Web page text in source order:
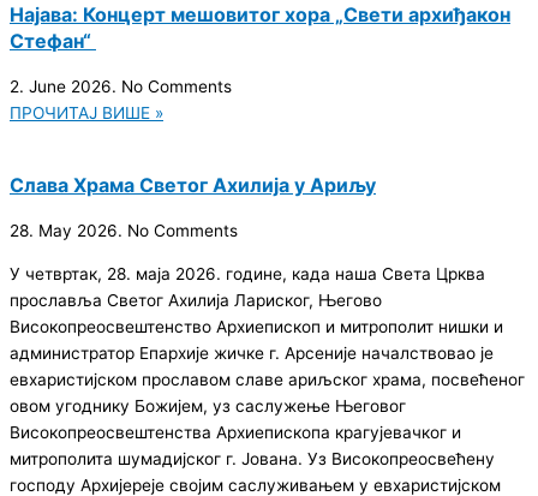
Најава: Концерт мешовитог хора „Свети архиђакон
Стефан“
2. June 2026. No Comments
ПРОЧИТАЈ ВИШЕ »
Слава Храма Светог Ахилија у Ариљу
28. May 2026. No Comments
У четвртак, 28. маја 2026. године, када наша Света Црква
прославља Светог Ахилија Лариског, Његово
Високопреосвештенство Архиепископ и митрополит нишки и
администратор Епархије жичке г. Арсеније началствовао је
евхаристијском прославом славе ариљског храма, посвећеног
овом угоднику Божијем, уз саслужење Његовог
Високопреосвештенства Архиепископа крагујевачког и
митрополита шумадијског г. Јована. Уз Високопреосвећену
господу Архијереје својим саслуживањем у евхаристијском